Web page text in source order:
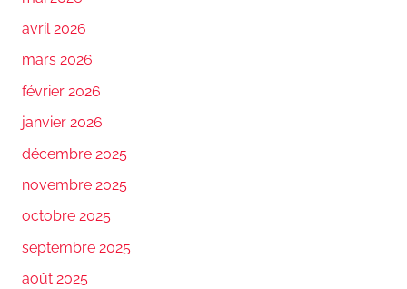
avril 2026
mars 2026
février 2026
janvier 2026
décembre 2025
novembre 2025
octobre 2025
septembre 2025
août 2025